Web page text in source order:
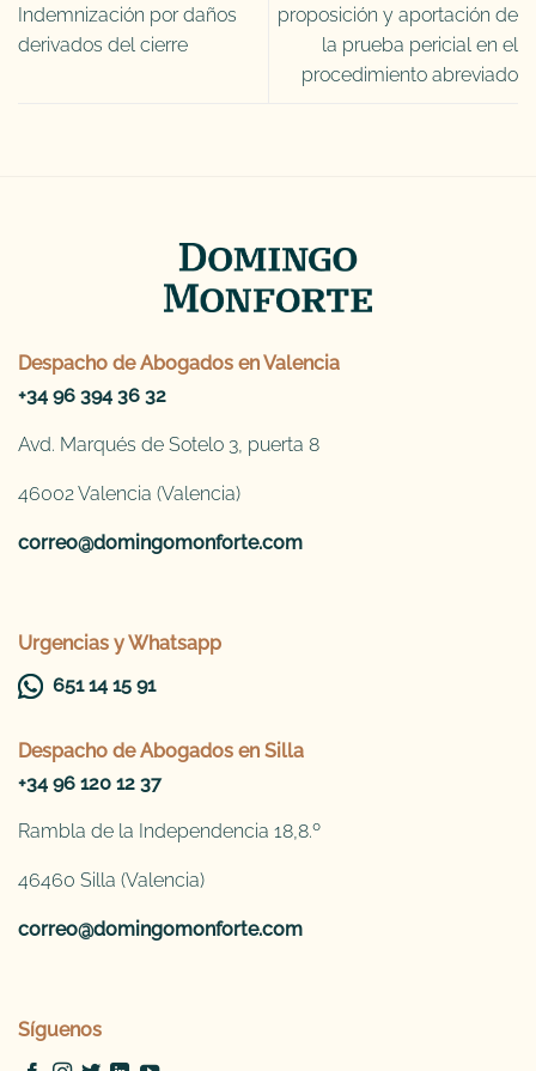
Indemnización por daños
derivados del cierre
proposición y aportación de
la prueba pericial en el
procedimiento abreviado
Despacho de Abogados en Valencia
+34 96 394 36 32
Avd. Marqués de Sotelo 3, puerta 8
46002 Valencia (Valencia)
correo@domingomonforte.com
Urgencias y Whatsapp
651 14 15 91
Despacho de Abogados en Silla
+34 96 120 12 37
Rambla de la Independencia 18,8.º
46460 Silla (Valencia)
correo@domingomonforte.com
Síguenos